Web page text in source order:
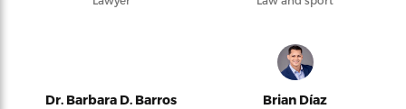
Dr. Barbara D. Barros Brian Díaz